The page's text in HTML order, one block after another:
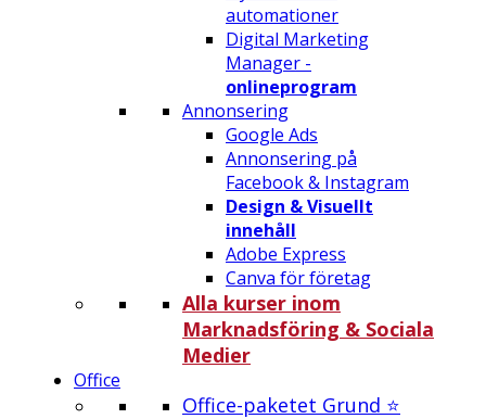
automationer
Digital Marketing
Manager -
onlineprogram
Annonsering
Google Ads
Annonsering på
Facebook & Instagram
Design & Visuellt
innehåll
Adobe Express
Canva för företag
Alla kurser inom
Marknadsföring & Sociala
Medier
Office
Office-paketet Grund ⭐